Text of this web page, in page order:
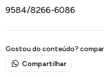
9584/8266-6086
Gostou do conteúdo?
Compartilhar